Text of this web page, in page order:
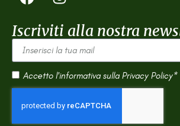
Iscriviti alla nostra
Accetto l'informativa sulla Privacy Policy*